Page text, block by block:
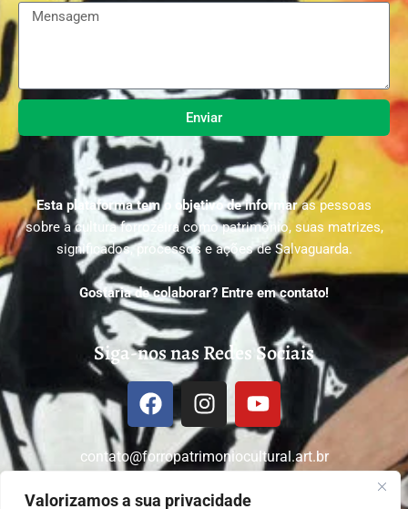
Valorizamos a sua privacidade
Enviar
Esta plataforma tem o objetivo de informaras pessoas
sobre a cultura forrozeira como patrimônio, suas matrizes,
significados, processos e ações de Salvaguarda.
Gostaria de colaborar? Entre em contato!
Siga-nos nas Redes Sociais
contato@forropatrimoniocultural.art.br